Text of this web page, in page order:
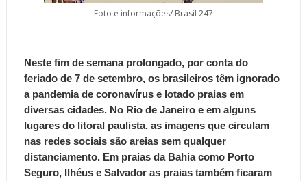
Foto e informações/ Brasil 247
Neste fim de semana prolongado, por conta do
feriado de 7 de setembro, os brasileiros têm ignorado
a pandemia de coronavírus e lotado praias em
diversas cidades. No Rio de Janeiro e em alguns
lugares do litoral paulista, as imagens que circulam
nas redes sociais são areias sem qualquer
distanciamento. Em praias da Bahia como Porto
Seguro, Ilhéus e Salvador as praias também ficaram